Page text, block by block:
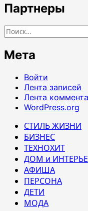
Партнеры
Найти:
Мета
Войти
Лента записей
Лента
WordPress.org
СТИЛЬ ЖИЗНИ
БИЗНЕС
ТЕХНОХИТ
ДОМ и
АФИША
ПЕРСОНА
ДЕТИ
МОДА